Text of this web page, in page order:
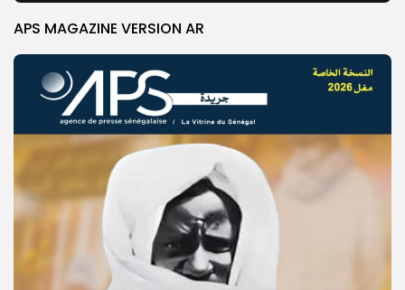
APS MAGAZINE VERSION AR